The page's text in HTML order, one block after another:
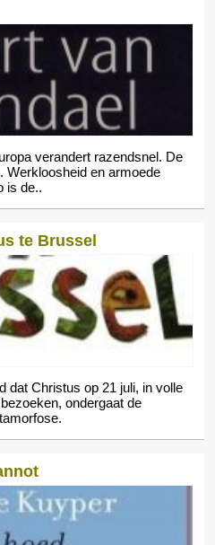
verandert razendsnel. De
Werkloosheid en armoede
is de..
te Brussel
dat Christus op 21 juli, in volle
ondergaat de